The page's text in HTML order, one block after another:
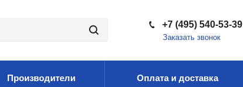
+7 (495) 540-53-39
Заказать звонок
Производители Оплата и доставка